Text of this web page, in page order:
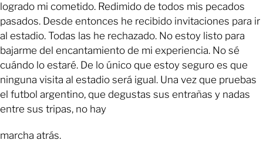
logrado mi cometido. Redimido de todos mis pecados
pasados. Desde entonces he recibido invitaciones para ir
al estadio. Todas las he rechazado. No estoy listo para
bajarme del encantamiento de mi experiencia. No sé
cuándo lo estaré. De lo único que estoy seguro es que
ninguna visita al estadio será igual. Una vez que pruebas
el futbol argentino, que degustas sus entrañas y nadas
entre sus tripas, no hay
marcha atrás.